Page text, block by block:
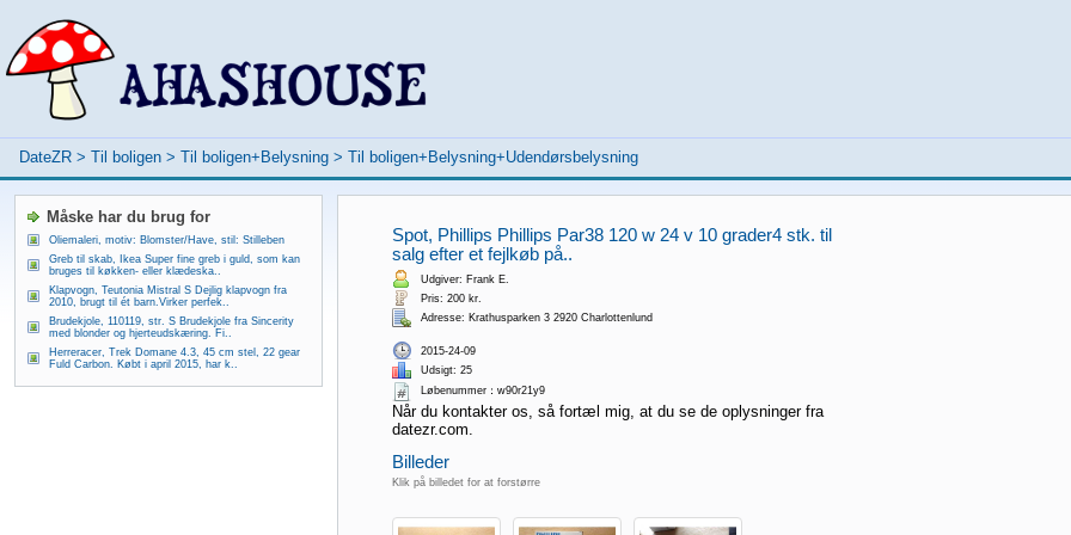
DateZR > Til boligen > Til boligen+Belysning > Til boligen+Belysning+Udendørsbelysning
Spot, Phillips Phillips Par38 120 w 24 v 10 grader4 stk. til
salg efter et fejlkøb på..
Udgiver: Frank E.
Pris: 200 kr.
Adresse: Krathusparken 3 2920 Charlottenlund
2015-24-09
Udsigt: 25
Løbenummer：w90r21y9
Når du kontakter os, så fortæl mig, at du se de oplysninger fra
datezr.com.
Billeder
Klik på billedet for at forstørre
Måske har du brug for
Oliemaleri, motiv: Blomster/Have, stil: Stilleben
Greb til skab, Ikea Super fine greb i guld, som kan
bruges til køkken- eller klædeska..
Klapvogn, Teutonia Mistral S Dejlig klapvogn fra
2010, brugt til ét barn.Virker perfek..
Brudekjole, 110119, str. S Brudekjole fra Sincerity
med blonder og hjerteudskæring. Fi..
Herreracer, Trek Domane 4.3, 45 cm stel, 22 gear
Fuld Carbon. Købt i april 2015, har k..